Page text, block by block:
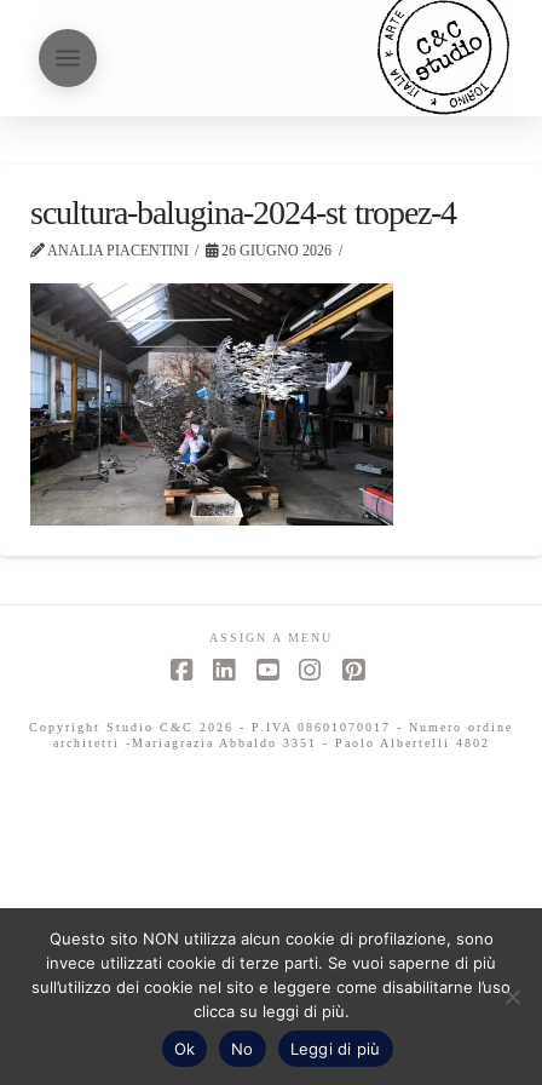
scultura-balugina-2024-st tropez-4
ANALIA PIACENTINI 26 GIUGNO 2026
ASSIGN A MENU
Copyright Studio C&C 2026 - P.IVA 08601070017 - Numero ordine
architetti -Mariagrazia Abbaldo 3351 - Paolo Albertelli 4802
Questo sito NON utilizza alcun cookie di profilazione, sono
invece utilizzati cookie di terze parti. Se vuoi saperne di più
sull’utilizzo dei cookie nel sito e leggere come disabilitarne l’uso
clicca su leggi di più.
Ok
No Leggi di più